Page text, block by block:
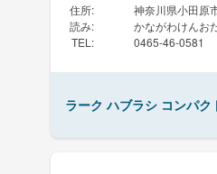
住所:
神奈川県小田原
読み:
かながわけんお
TEL : 0465-46-0581
ラーク ハブラシ コンパク